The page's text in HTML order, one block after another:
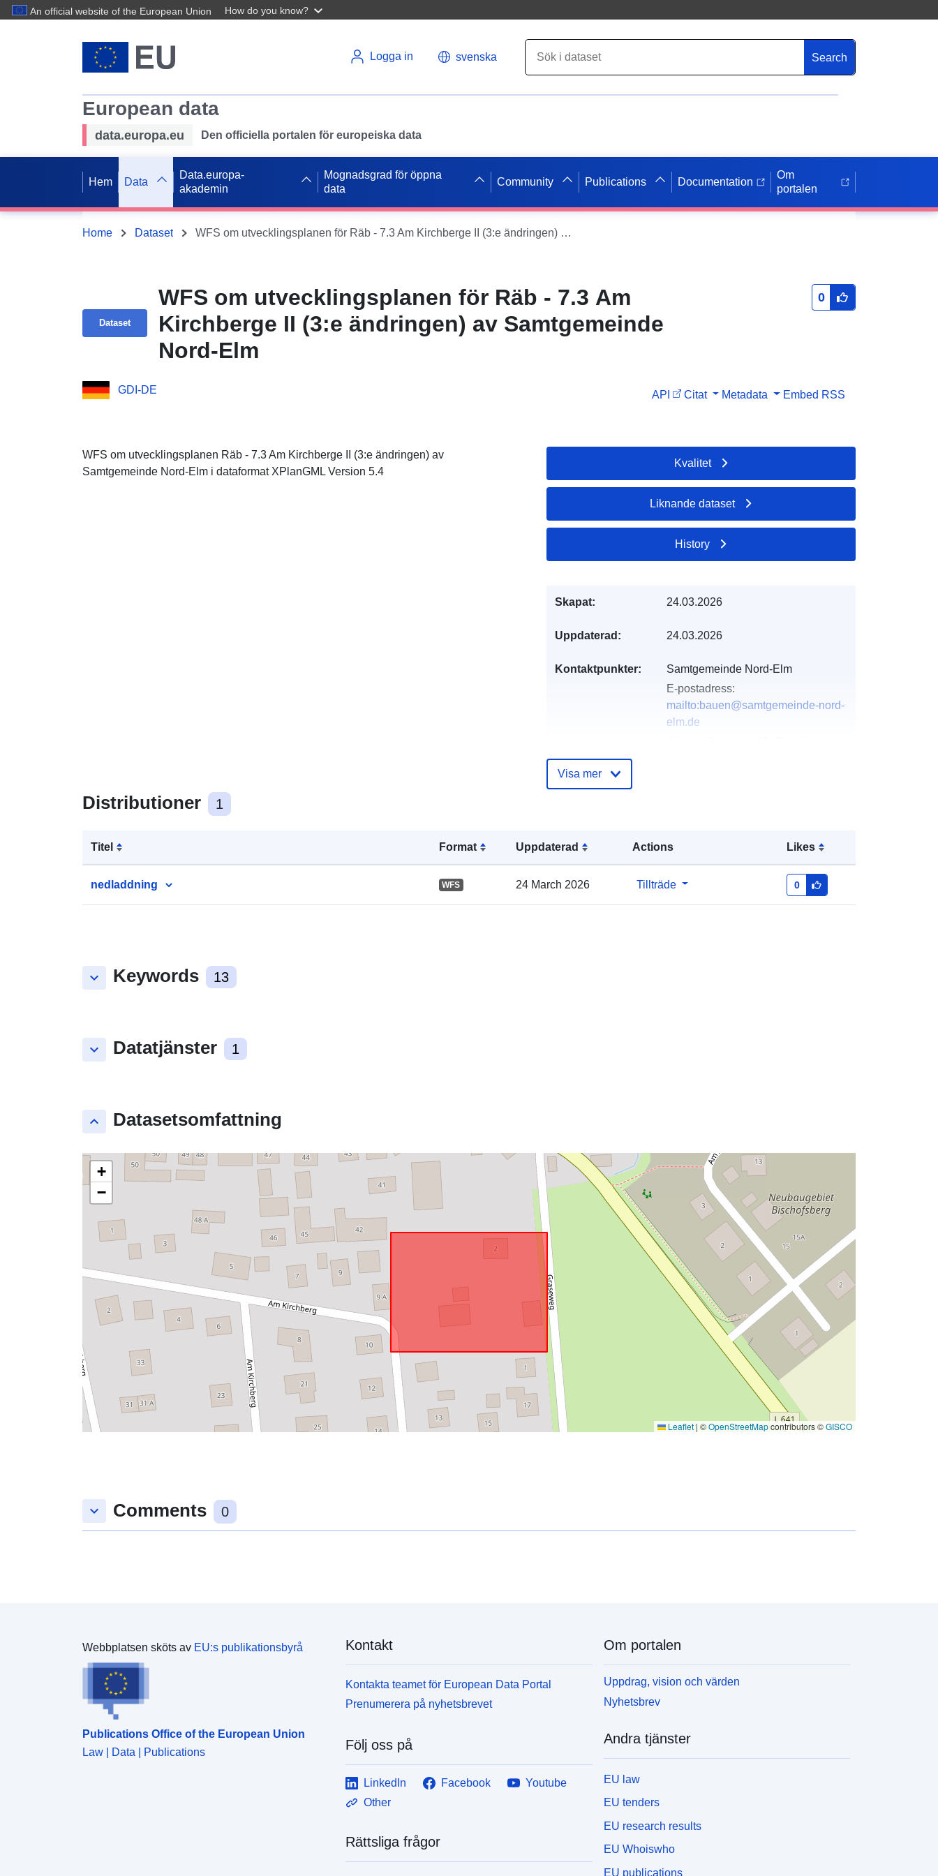
An official website of the European Union How do you know?
Logga in svenska Search
European data
data.europa.eu Den officiella portalen för europeiska data
Hem Data
Data.europa-
akademin
Mognadsgrad för öppna
data
Community Publications Documentation
Om
portalen
Home Dataset WFS om utvecklingsplanen för Räb - 7.3 Am Kirchberge II (3:e ändringen) av Samtgemeinde Nord-Elm
Dataset
WFS om utvecklingsplanen för Räb - 7.3 Am
Kirchberge II (3:e ändringen) av Samtgemeinde
Nord-Elm
0
GDI-DE API Citat Metadata Embed RSS
WFS om utvecklingsplanen Räb - 7.3 Am Kirchberge II (3:e ändringen) av
Samtgemeinde Nord-Elm i dataformat XPlanGML Version 5.4
Distributioner 1
Titel Format Uppdaterad Actions Likes
nedladdning WFS 24 March 2026 Tillträde 0
keyboard_arrow_down Keywords 13
keyboard_arrow_down Datatjänster 1
keyboard_arrow_up Datasetsomfattning
+
−
Leaflet | ©OpenStreetMapcontributors ©GISCO
Kvalitet
Liknande dataset
History
Skapat: 24.03.2026
Uppdaterad: 24.03.2026
Kontaktpunkter:
Samtgemeinde Nord-Elm
E-postadress:
mailto:bauen@samtgemeinde-nord-
elm.de
Katalogregister: Läggs till i data.europa.eu: 11 April
2026
Uppdaterad på data.europa.eu:
06483d-a3e4-4069-8e60-
78aeedc50c9e
Visa mer
keyboard_arrow_down Comments 0
Webbplatsen sköts av EU:s publikationsbyrå
Publications Office of the European Union
Law | Data | Publications
Kontakt
Kontakta teamet för European Data Portal
Prenumerera på nyhetsbrevet
Följ oss på
LinkedIn Facebook
Youtube
Other
Rättsliga frågor
Om portalen
Uppdrag, vision och värden
Nyhetsbrev
Andra tjänster
EU law
EU tenders
EU research results
EU Whoiswho
EU publications